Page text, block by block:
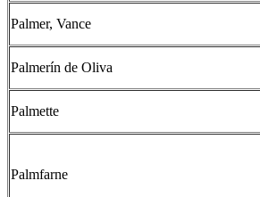
Palmer, Vance
Palmerín de Oliva
Palmette
Palmfarne